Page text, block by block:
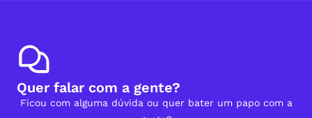
Quer falar com a gente?
Ficou com alguma dúvida ou quer bater um papo com a